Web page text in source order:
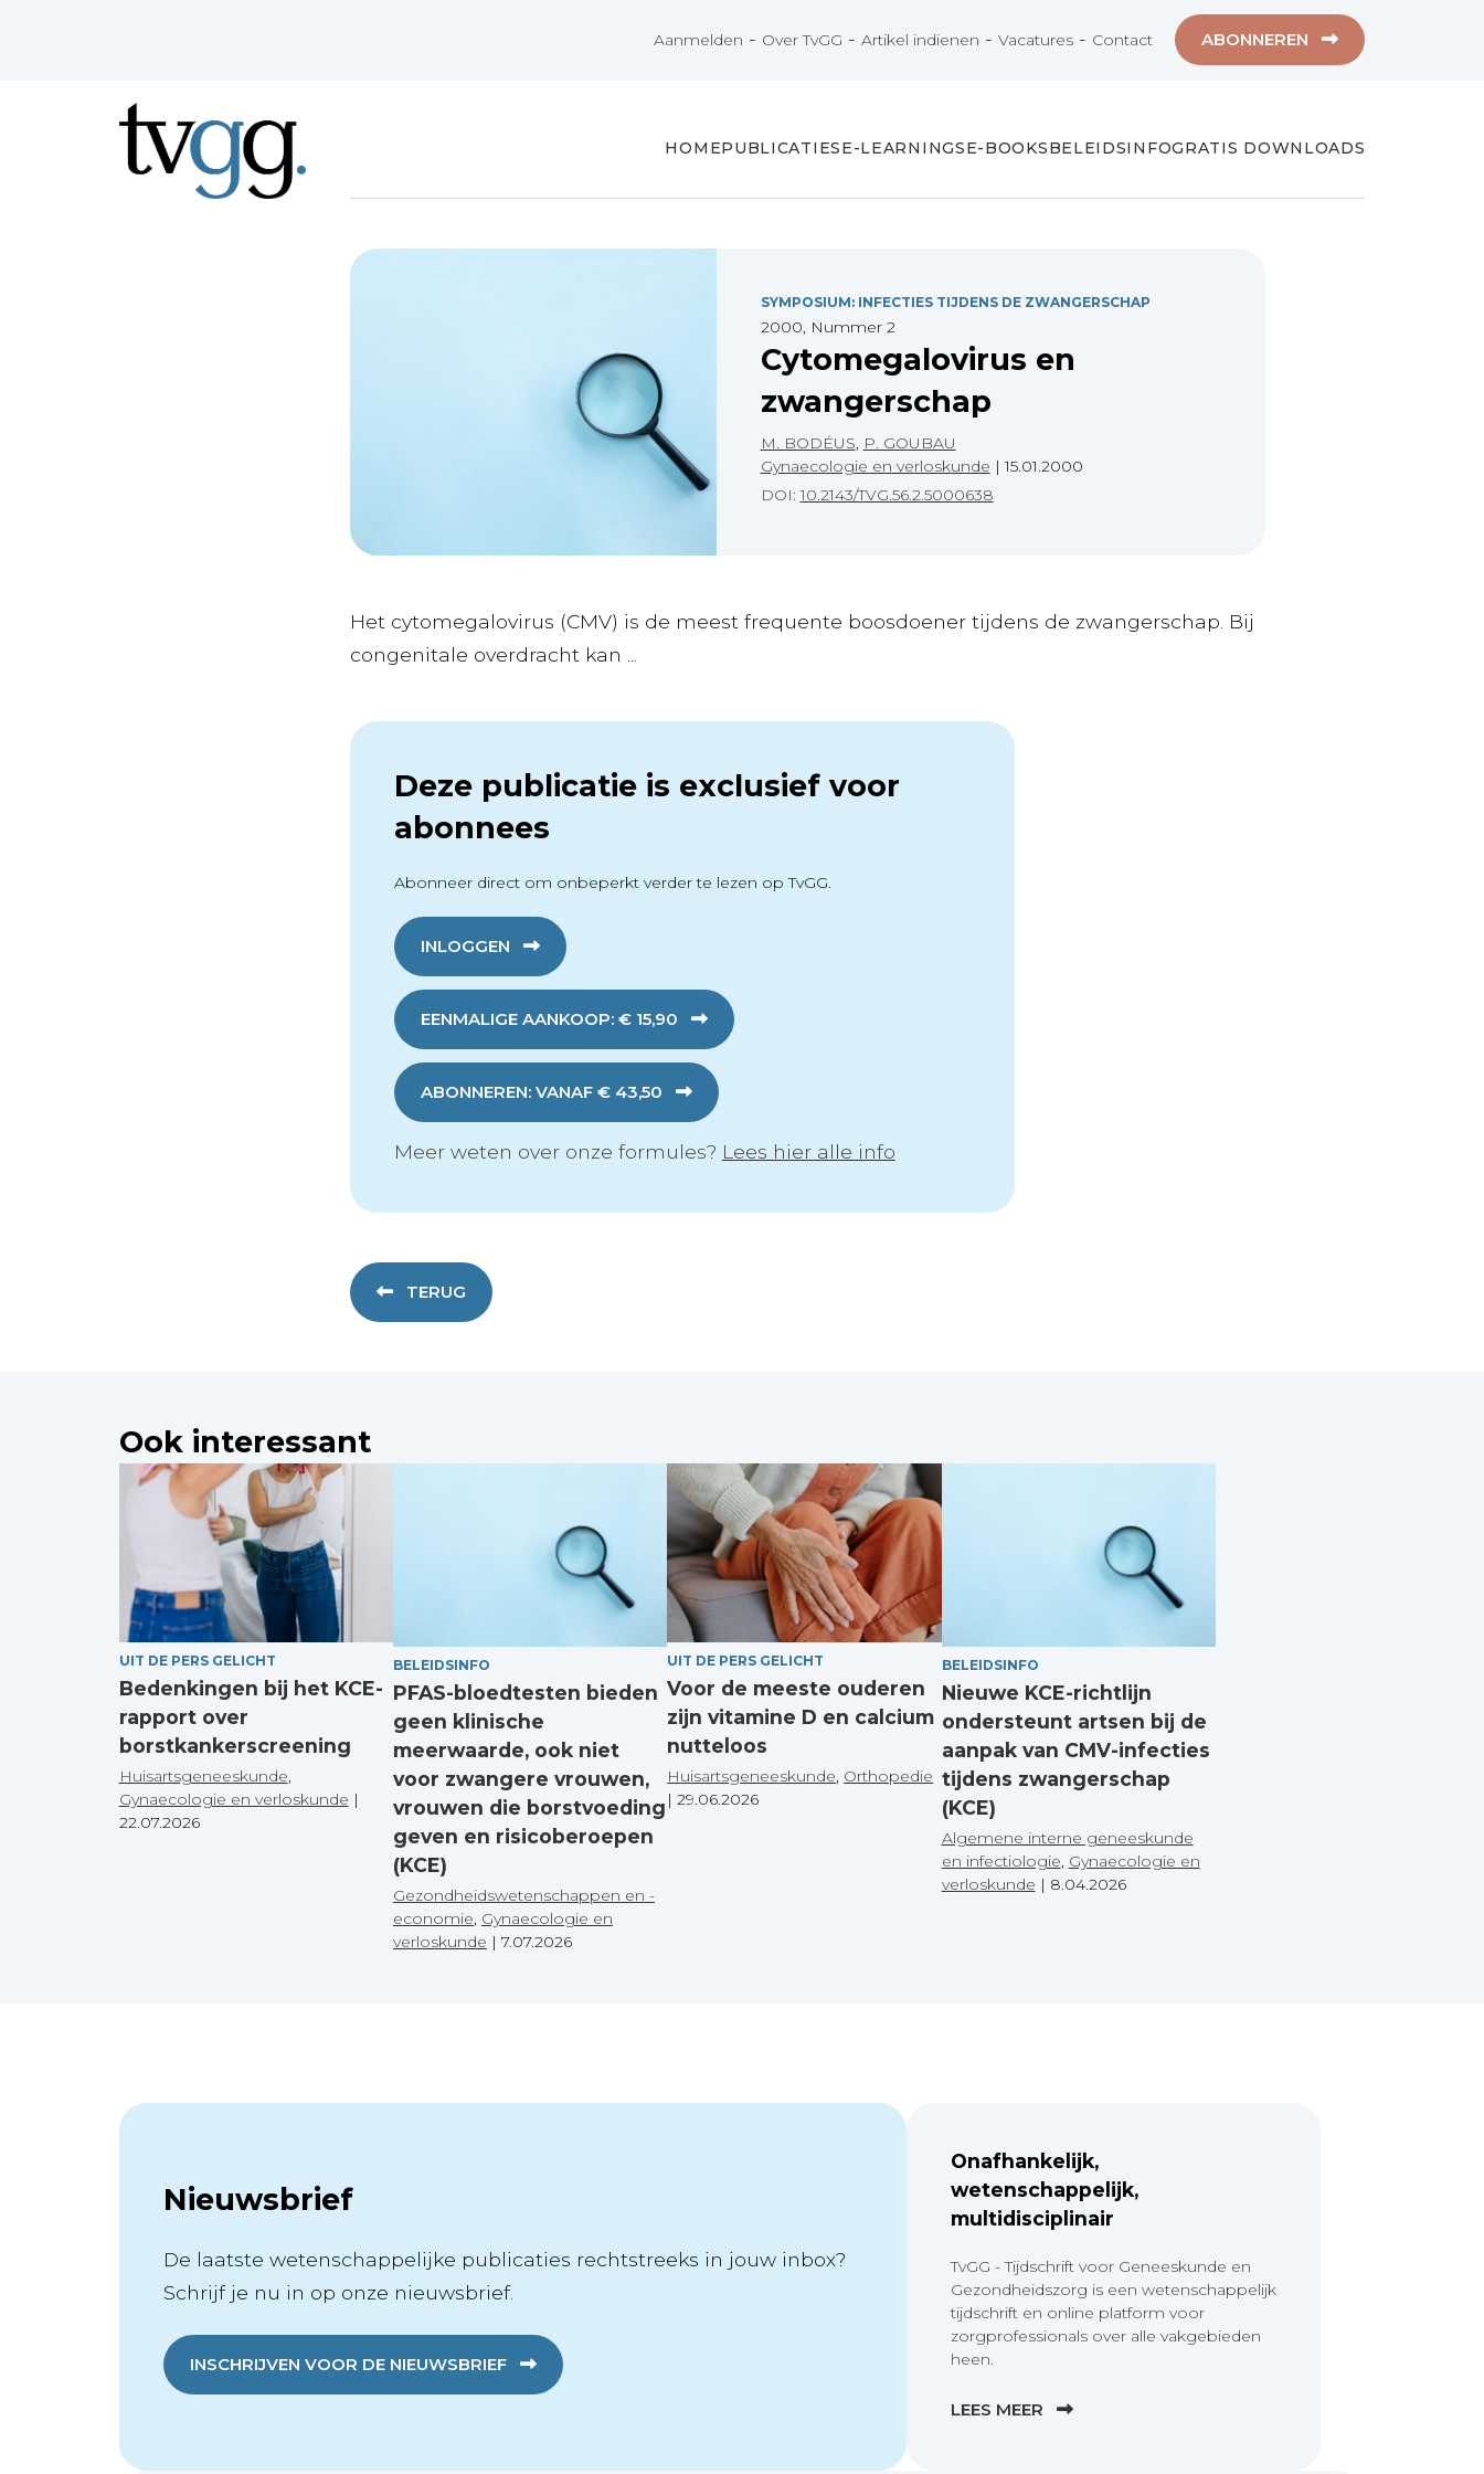
Aanmelden - Over TvGG -Artikel indienen -Vacatures - Contact ABONNEREN
HOMEPUBLICATIESE-LEARNINGSE-BOOKSBELEIDSINFOGRATIS DOWNLOADS
SYMPOSIUM: INFECTIES TIJDENS DE ZWANGERSCHAP
2000, Nummer 2
Cytomegalovirus en
zwangerschap
M. BODÉUS, P. GOUBAU
Gynaecologie en verloskunde |15.01.2000
DOI:10.2143/TVG.56.2.5000638
Het cytomegalovirus (CMV) is de meest frequente boosdoener tijdens de zwangerschap. Bij
congenitale overdracht kan ...
Deze publicatie is exclusief voor
abonnees
Abonneer direct om onbeperkt verder te lezen op TvGG.
INLOGGEN
EENMALIGE AANKOOP: € 15,90
ABONNEREN: VANAF € 43,50
Meer weten over onze formules? Lees hier alle info
TERUG
Ook interessant
UIT DE PERS GELICHT
Bedenkingen bij het KCE-
rapport over
borstkankerscreening
Huisartsgeneeskunde
Gynaecologie en verloskunde |
22.07.2026
BELEIDSINFO
PFAS-bloedtesten bieden
geen klinische
meerwaarde, ook niet
voor zwangere vrouwen,
vrouwen die borstvoeding
geven en risicoberoepen
(KCE)
Gezondheidswetenschappen en -
economie, Gynaecologie en
verloskunde | 7.07.2026
UIT DE PERS GELICHT
Voor de meeste ouderen
zijn vitamine D en calcium
nutteloos
Huisartsgeneeskunde Orthopedie
|29.06.2026
BELEIDSINFO
Nieuwe KCE-richtlijn
ondersteunt artsen bij de
aanpak van CMV-infecties
tijdens zwangerschap
(KCE)
Algemene interne geneeskunde
en infectiologie, Gynaecologie en
verloskunde | 8.04.2026
Nieuwsbrief
De laatste wetenschappelijke publicaties rechtstreeks in jouw inbox?
Schrijf je nu in op onze nieuwsbrief.
INSCHRIJVEN VOOR DE NIEUWSBRIEF
Onafhankelijk,
wetenschappelijk,
multidisciplinair
TvGG - Tijdschrift voor Geneeskunde en
Gezondheidszorg is een wetenschappelijk
tijdschrift en online platform voor
zorgprofessionals over alle vakgebieden
heen.
LEES MEER